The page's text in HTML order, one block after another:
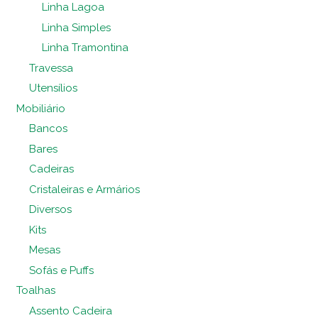
Linha Lagoa
Linha Simples
Linha Tramontina
Travessa
Utensílios
Mobiliário
Bancos
Bares
Cadeiras
Cristaleiras e Armários
Diversos
Kits
Mesas
Sofás e Puffs
Toalhas
Assento Cadeira